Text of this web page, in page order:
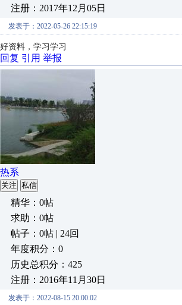
注册：2017年12月05日
发表于：2022-05-26 22:15:19
好资料，学习学习
回复 引用 举报
热系
关注 私信
精华：0帖
求助：0帖
帖子：0帖 | 24回
年度积分：0
历史总积分：425
注册：2016年11月30日
发表于：2022-08-15 20:00:02